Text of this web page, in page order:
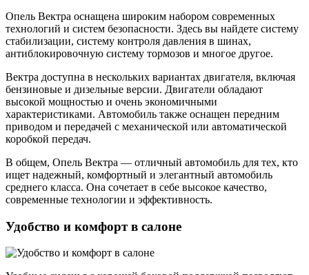
Опель Вектра оснащена широким набором современных
технологий и систем безопасности. Здесь вы найдете систему
стабилизации, систему контроля давления в шинах,
антиблокировочную систему тормозов и многое другое.
Вектра доступна в нескольких вариантах двигателя, включая
бензиновые и дизельные версии. Двигатели обладают
высокой мощностью и очень экономичными
характеристиками. Автомобиль также оснащен передним
приводом и передачей с механической или автоматической
коробкой передач.
В общем, Опель Вектра — отличный автомобиль для тех, кто
ищет надежный, комфортный и элегантный автомобиль
среднего класса. Она сочетает в себе высокое качество,
современные технологии и эффективность.
Удобство и комфорт в салоне